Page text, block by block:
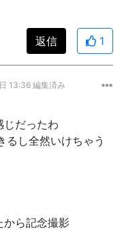
返信
1
13:36 編集済み
じだったわ
るし全然いけちゃう
から記念撮影